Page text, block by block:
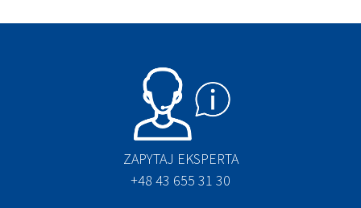
ZAPYTAJ EKSPERTA
+48 43 655 31 30